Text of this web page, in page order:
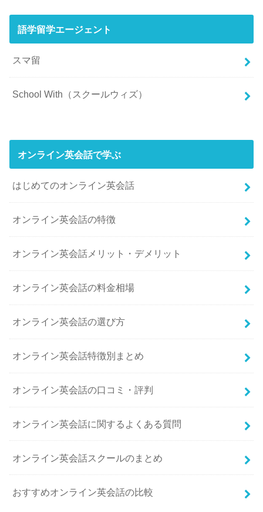
語学留学エージェント
スマ留
School With（スクールウィズ）
オンライン英会話で学ぶ
はじめてのオンライン英会話
オンライン英会話の特徴
オンライン英会話メリット・デメリット
オンライン英会話の料金相場
オンライン英会話の選び方
オンライン英会話特徴別まとめ
オンライン英会話の口コミ・評判
オンライン英会話に関するよくある質問
オンライン英会話スクールのまとめ
おすすめオンライン英会話の比較